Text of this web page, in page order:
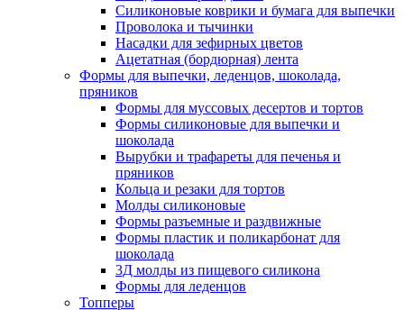
Силиконовые коврики и бумага для выпечки
Проволока и тычинки
Насадки для зефирных цветов
Ацетатная (бордюрная) лента
Формы для выпечки, леденцов, шоколада,
пряников
Формы для муссовых десертов и тортов
Формы силиконовые для выпечки и
шоколада
Вырубки и трафареты для печенья и
пряников
Кольца и резаки для тортов
Молды силиконовые
Формы разъемные и раздвижные
Формы пластик и поликарбонат для
шоколада
3Д молды из пищевого силикона
Формы для леденцов
Топперы